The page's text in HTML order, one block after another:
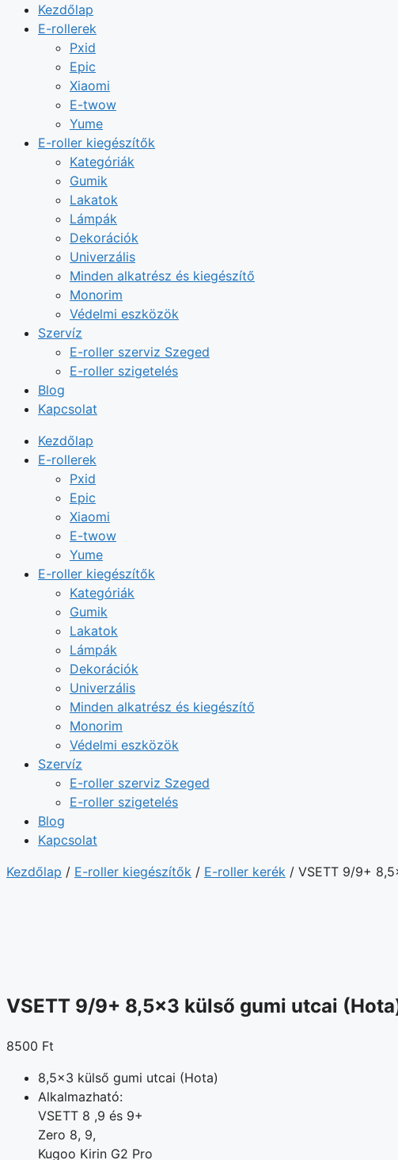
Kezdőlap
E-rollerek
Pxid
Epic
Xiaomi
E-twow
Yume
E-roller kiegészítők
Kategóriák
Gumik
Lakatok
Lámpák
Dekorációk
Univerzális
Minden alkatrész és kiegészítő
Monorim
Védelmi eszközök
Szervíz
E-roller szerviz Szeged
E-roller szigetelés
Blog
Kapcsolat
Kezdőlap
E-rollerek
Pxid
Epic
Xiaomi
E-twow
Yume
E-roller kiegészítők
Kategóriák
Gumik
Lakatok
Lámpák
Dekorációk
Univerzális
Minden alkatrész és kiegészítő
Monorim
Védelmi eszközök
Szervíz
E-roller szerviz Szeged
E-roller szigetelés
Blog
Kapcsolat
Kezdőlap / E-roller kiegészítők / E-roller kerék / VSETT 9/9+
VSETT 9/9+ 8,5×3 külső gumi utcai
8500 Ft
8,5×3 külső gumi utcai (Hota)
Alkalmazható:
VSETT 8 ,9 és 9+
Zero 8, 9,
Kugoo Kirin G2 Pro